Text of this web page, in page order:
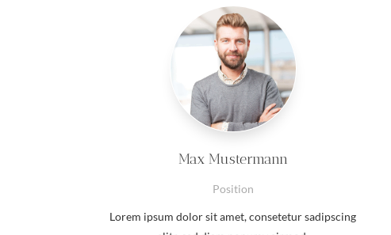
Max Mustermann
Position
Lorem ipsum dolor sit amet, consetetur sadipscing